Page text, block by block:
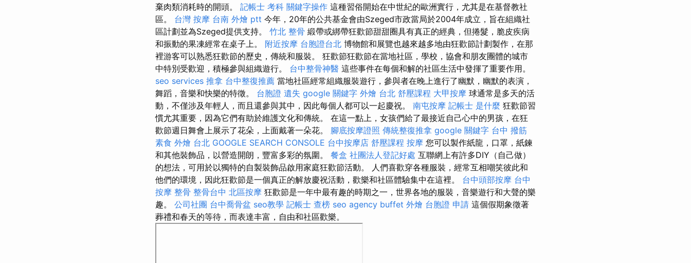
棄肉類消耗時的開頭。 記帳士 考科 關鍵字操作 這種習俗開始在中世紀的歐洲實行，尤其是在基督教社
區。 台灣 按摩 台南 外燴 ptt 今年，20年的公共基金會由Szeged市政當局於2004年成立，旨在組織社
區計劃並為Szeged提供支持。 竹北 整骨 緞帶或綁帶狂歡節甜甜圈具有真正的經典，但捲髮，脆皮疾病
和振動的果凍經常在桌子上。 附近按摩 台胞證台北 博物館和展覽也越來越多地由狂歡節計劃製作，在那
裡游客可以熟悉狂歡節的歷史，傳統和服裝。 狂歡節狂歡節在當地社區，學校，協會和朋友團體的城市
中特別受歡迎，積極參與組織遊行。 台中整骨神醫 這些事件在每個和解的社區生活中發揮了重要作用。
seo services 推拿 台中整復推薦 當地社區經常組織服裝遊行，參與者在晚上進行了幽默，幽默的表演，
舞蹈，音樂和快樂的特徵。 台胞證 遺失 google 關鍵字 外燴 台北 舒壓課程 大甲按摩 球通常是多天的活
動，不僅涉及年輕人，而且還參與其中，因此每個人都可以一起慶祝。 南屯按摩 記帳士 是什麼 狂歡節習
慣尤其重要，因為它們有助於維護文化和傳統。 在這一點上，女孩們給了最接近自己心中的男孩，在狂
歡節週日舞會上展示了花朵，上面戴著一朵花。 腳底按摩證照 傳統整復推拿 google 關鍵字 台中 撥筋
素食 外燴 台北 GOOGLE SEARCH CONSOLE 台中按摩店 舒壓課程 按摩 您可以製作紙龍，口罩，紙鍊
和其他裝飾品，以營造開朗，豐富多彩的氛圍。 餐盒 社團法人登記好處 互聯網上有許多DIY（自己做）
的想法，可用於以獨特的自製裝飾品啟用家庭狂歡節活動。 人們喜歡穿各種服裝，經常互相嘲笑彼此和
他們的環境，因此狂歡節是一個真正的解放慶祝活動，歡樂和社區體驗集中在這裡。 台中頭部按摩 台中
按摩 整骨 整骨台中 北區按摩 狂歡節是一年中最有趣的時期之一，世界各地的服裝，音樂遊行和大聲的樂
趣。 公司社團 台中喬骨盆 seo教學 記帳士 查榜 seo agency buffet 外燴 台胞證 申請 這個假期象徵著
葬禮和春天的等待，而表達丰富，自由和社區歡樂。